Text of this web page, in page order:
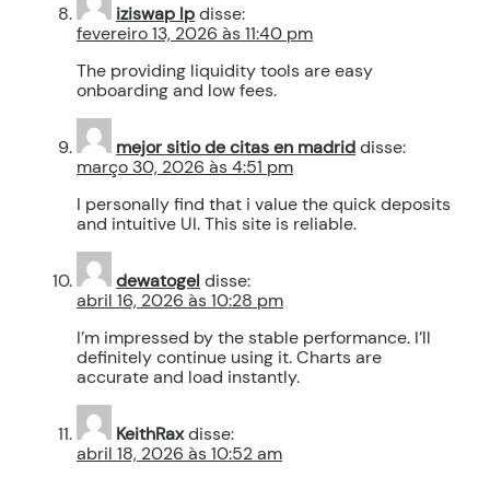
iziswap lpdisse:
fevereiro 13, 2026 às 11:40 pm
The providing liquidity tools are easy
onboarding and low fees.
mejor sitio de citas en madriddisse:
março 30, 2026 às 4:51 pm
I personally find that i value the quick deposits
and intuitive UI. This site is reliable.
dewatogel disse:
abril 16, 2026 às 10:28 pm
I’m impressed by the stable performance. I’ll
definitely continue using it. Charts are
accurate and load instantly.
KeithRaxdisse:
abril 18, 2026 às 10:52 am